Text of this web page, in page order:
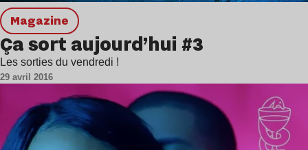
magazine
Ça sort aujourd’hui #3
Les sorties du vendredi !
29 avril 2016